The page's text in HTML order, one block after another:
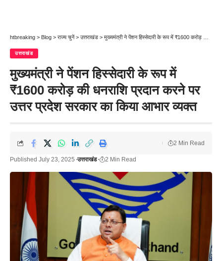
htbreaking > Blog > राज्य चुनें > उत्तराखंड > मुख्यमंत्री ने पेंशन हिस्सेदारी के रूप में ₹1600 करोड़ की धनराशि प्रदान करने पर उत्तर प्रदेश सरकार का किया आभार व्यक्त
उत्तराखंड
मुख्यमंत्री ने पेंशन हिस्सेदारी के रूप में
₹1600 करोड़ की धनराशि प्रदान करने पर
उत्तर प्रदेश सरकार का किया आभार व्यक्त
Published July 23, 2025 उत्तराखंड 2 Min Read
2 Min Read